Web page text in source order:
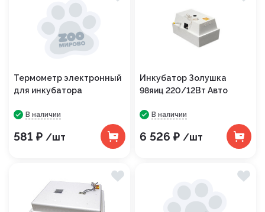
Термометр электронный
для инкубатора
В наличии
581 ₽ /шт
Инкубатор Золушка
98яиц 220/12Вт Авто
В наличии
6 526 ₽ /шт